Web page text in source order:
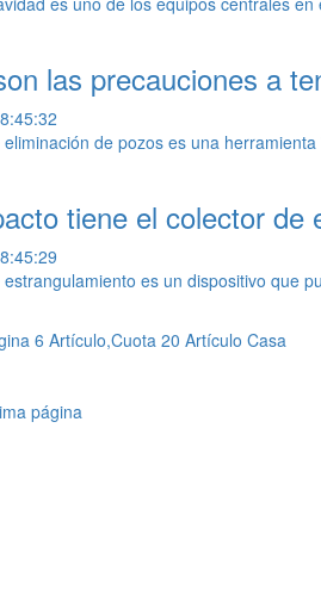
las precauciones a
eliminación de pozos es una
tiene el colector de
estrangulamiento es un dispositivo que
6 Artículo,Cuota 20 Artículo Casa
página